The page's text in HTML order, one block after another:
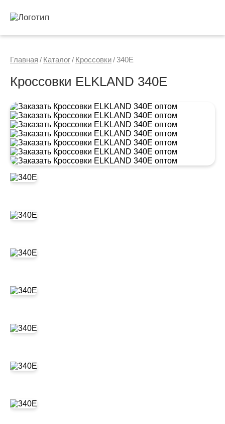
Главная / Каталог/ Кроссовки/340Е
Кроссовки ELKLAND 340Е